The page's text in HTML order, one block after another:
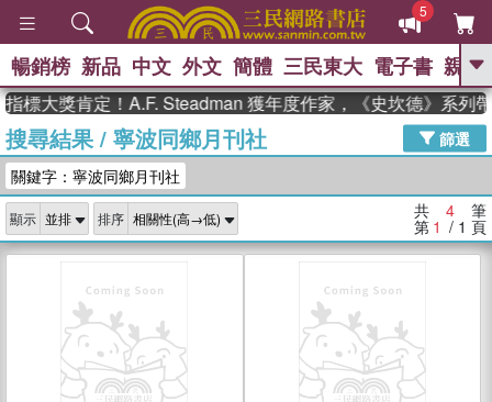
5
GO
熱搜： 東野圭吾 高希均教授回憶錄
、 The Odyssey 、 父親節 、 如果歷
獎 臺灣漫遊錄 、 方念華 、 台灣的李
登輝時代
數學女孩：黎曼猜想 、
偉大的迷走神經
暢銷榜 新品 中文 外文 簡體 三民東大 電子書 親子
標大獎肯定！A.F. Steadman 獲年度作家，《史坎德》系列
搜尋結果/ 寧波同鄉月刊社
篩選
關鍵字：寧波同鄉月刊社
顯示 排序 共 4 筆
第 1 / 1 頁